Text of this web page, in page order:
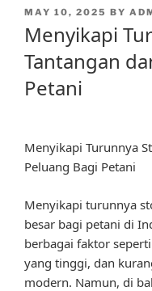
POSTED
MAY 10, 2025 BY
Menyikapi
Tantangan
Petani
Menyikapi Turunnya
Peluang Bagi Petani
Menyikapi turunnya
besar bagi petani di
berbagai faktor
yang tinggi, dan
modern. Namun, di